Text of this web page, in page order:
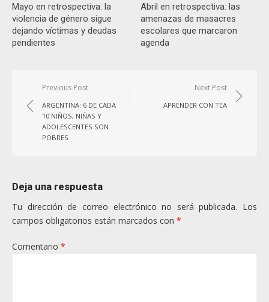
Mayo en retrospectiva: la
violencia de género sigue
dejando víctimas y deudas
pendientes
Abril en retrospectiva: las
amenazas de masacres
escolares que marcaron
agenda
Navegación
de
entradas
Previous Post
ARGENTINA: 6 DE CADA
10 NIÑOS, NIÑAS Y
ADOLESCENTES SON
POBRES
Next Post
APRENDER CON TEA
Deja una respuesta
Tu dirección de correo electrónico no será publicada. Los
campos obligatorios están marcados con *
Comentario *